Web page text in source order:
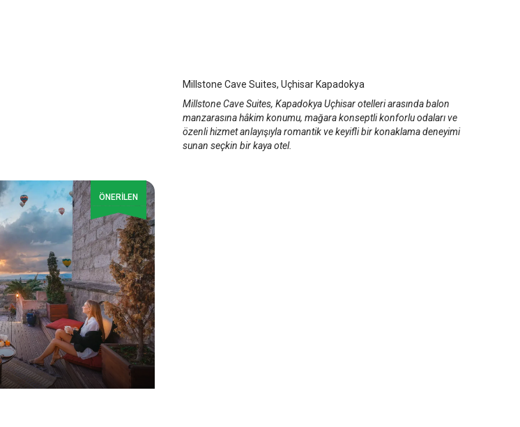
Millstone Cave Suites, Uçhisar Kapadokya
Millstone Cave Suites, Kapadokya Uçhisar otelleri arasında balon
manzarasına hâkim konumu, mağara konseptli konforlu odaları ve
özenli hizmet anlayışıyla romantik ve keyifli bir konaklama deneyimi
sunan seçkin bir kaya otel.
ÖNERİLEN